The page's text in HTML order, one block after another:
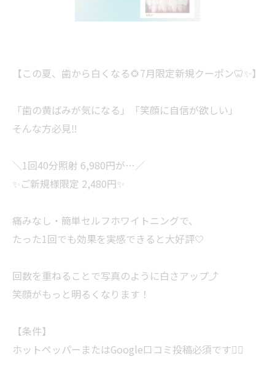
【この夏、歯から白くなる🌻7月限定新規クーポン🦷✨】
「歯の黄ばみが気になる」「笑顔に自信が欲しい」
そんな方必見‼️
＼1回40分照射 6,980円が…／
✨ご新規様限定 2,480円✨
痛みなし・簡単セルフホワイトニングで、
たった1回でも効果を実感できると大好評🤍
回数を重ねることで写真のように白さアップ⤴️
笑顔がもっと明るくなります！
【条件】
ホットペッパーまたはGoogle口コミ投稿必須です🙇‍♀️